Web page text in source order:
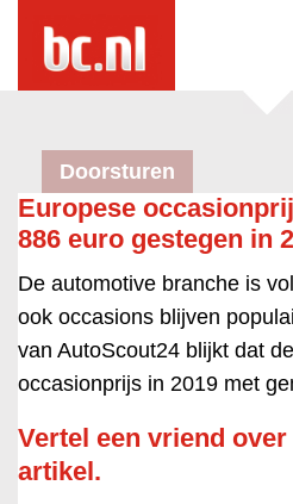
Doorsturen
Europese
886 euro gestegen in
De automotive branche is
ook occasions blijven
van AutoScout24 blijkt dat
occasionprijs in 2019 met
Vertel een vriend
artikel.